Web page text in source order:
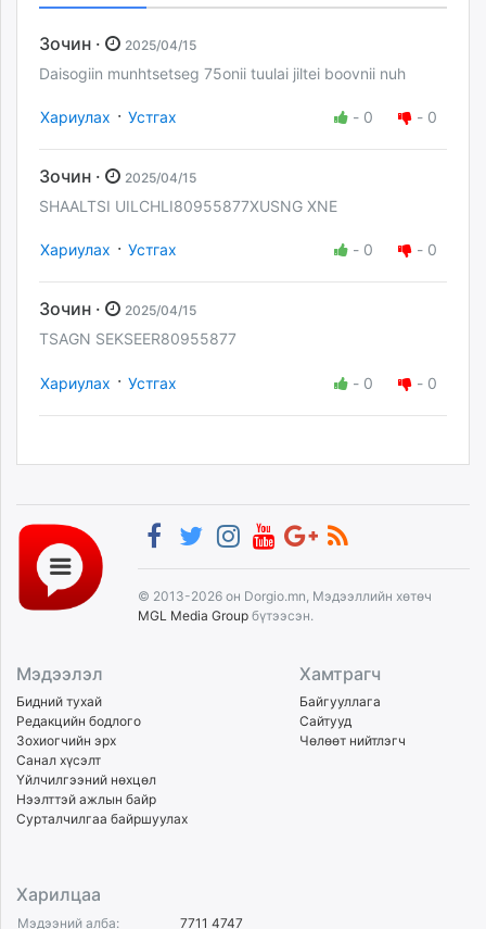
Зочин · 2025/04/15
Daisogiin munhtsetseg 75onii tuulai jiltei boovnii nuh
Хариулах · Устгах - 0 - 0
Зочин · 2025/04/15
SHAALTSI UILCHLI80955877XUSNG XNE
Хариулах · Устгах - 0 - 0
Зочин · 2025/04/15
TSAGN SEKSEER80955877
Хариулах · Устгах - 0 - 0
© 2013-2026 он Dorgio.mn, Мэдээллийн хөтөч
MGL Media Group бүтээсэн.
Мэдээлэл
Бидний тухай
Редакцийн бодлого
Зохиогчийн эрх
Санал хүсэлт
Үйлчилгээний нөхцөл
Нээлттэй ажлын байр
Сурталчилгаа байршуулах
Хамтрагч
Байгууллага
Сайтууд
Чөлөөт нийтлэгч
Харилцаа
Мэдээний алба: 7711 4747